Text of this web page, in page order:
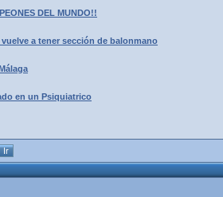
DEL MUNDO!!
a tener sección de balonmano
en un Psiquiatrico